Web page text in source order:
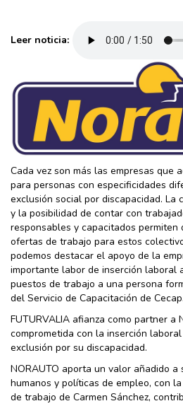
Leer noticia:
Cada vez son más las empresas que
para personas con especificidades
exclusión social por discapacidad. La
y la posibilidad de contar con
responsables y capacitados permiten
ofertas de trabajo para estos
podemos destacar el apoyo de la
importante labor de inserción laboral
puestos de trabajo a una persona
del Servicio de Capacitación de Cecap.
FUTURVALIA afianza como partner a
comprometida con la inserción
exclusión por su discapacidad.
NORAUTO aporta un valor añadido a
humanos y políticas de empleo, con
de trabajo de Carmen Sánchez,